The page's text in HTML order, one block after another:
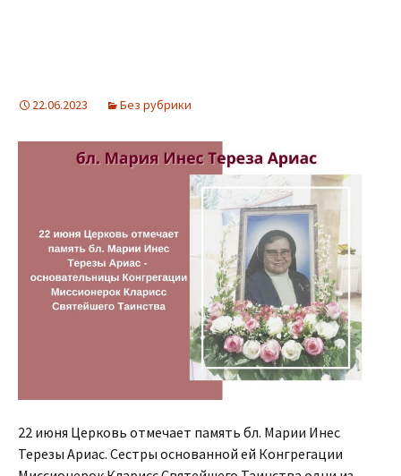
22.06.2023 Без рубрики
22 июня Церковь отмечает память бл. Марии Инес
Терезы Ариас. Сестры основанной ей Конгрегации